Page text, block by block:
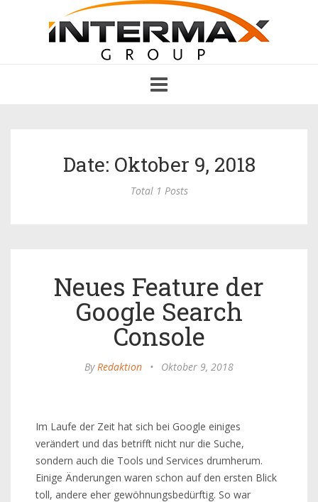
navigation
Date: Oktober 9, 2018
Total 1 Posts
Neues Feature der
Google Search
Console
ByRedaktion • Oktober 9, 2018
Im Laufe der Zeit hat sich bei Google einiges
verändert und das betrifft nicht nur die Suche,
sondern auch die Tools und Services drumherum.
Einige Änderungen waren schon auf den ersten Blick
toll, andere eher gewöhnungsbedürftig. So war